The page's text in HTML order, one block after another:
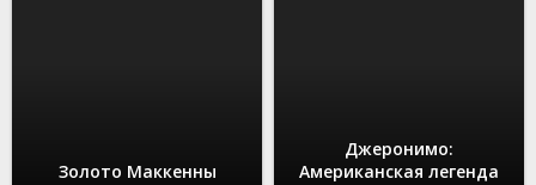
Золото Маккенны
Джеронимо:
Американская легенда